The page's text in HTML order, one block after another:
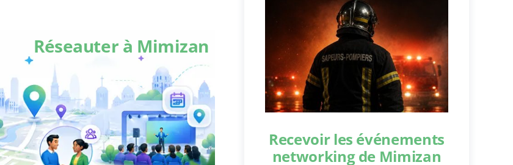
Réseauter à Mimizan
Recevoir les événements
networking de Mimizan